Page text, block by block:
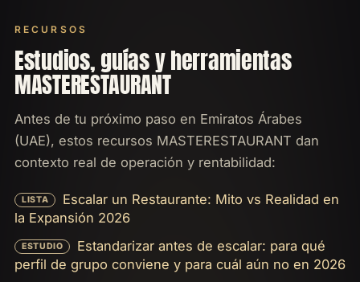
RECURSOS
Estudios, guías y herramientas
MASTERESTAURANT
Antes de tu próximo paso en Emiratos Árabes
(UAE), estos recursos MASTERESTAURANT dan
contexto real de operación y rentabilidad:
LISTA
Escalar un Restaurante: Mito vs Realidad en
la Expansión 2026
ESTUDIO
Estandarizar antes de escalar: para qué
perfil de grupo conviene y para cuál aún no en 2026